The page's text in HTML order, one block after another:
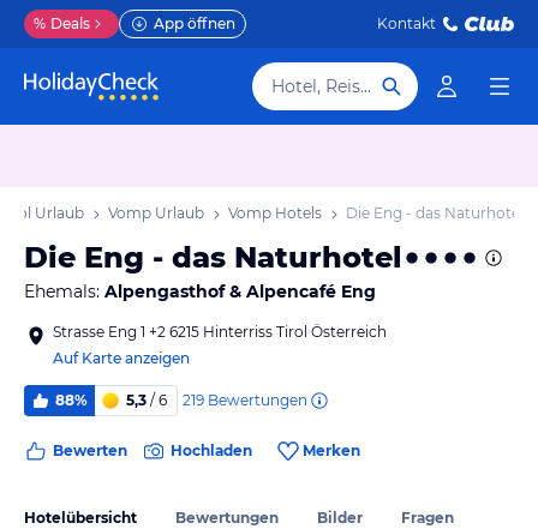
% Deals App öffnen Kontakt
Hotel, Reiseziel
Tirol Urlaub Vomp Urlaub Vomp Hotels Die Eng - das Naturhotel
Die Eng - das Naturhotel
Ehemals: Alpengasthof & Alpencafé Eng
Strasse Eng 1 +2 6215 Hinterriss Tirol Österreich
Auf Karte anzeigen
88% 5,3 / 6 219 Bewertungen
Bewerten Hochladen Merken
Hotelübersicht Bewertungen Bilder Fragen